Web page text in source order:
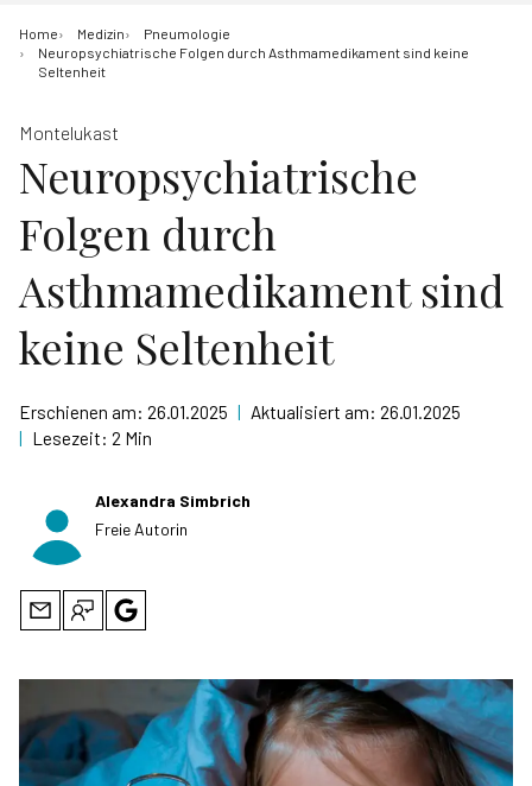
Home Medizin
Pneumologie
Neuropsychiatrische Folgen durch Asthmamedikament sind keine
Seltenheit
Montelukast
Neuropsychiatrische
Folgen durch
Asthmamedikament sind
keine Seltenheit
Erschienen am: 26.01.2025 | Aktualisiert am: 26.01.2025
| Lesezeit: 2 Min
Alexandra Simbrich
Freie Autorin